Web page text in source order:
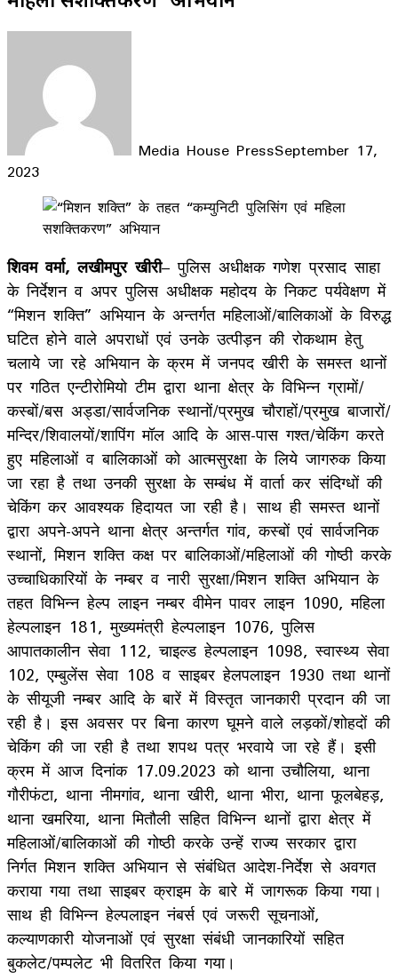
Media House PressSeptember 17,
2023
Facebook
LinkedIn
WhatsApp
Telegram
शिवम वर्मा, लखीमपुर खीरी– पुलिस अधीक्षक गणेश प्रसाद साहा
के निर्देशन व अपर पुलिस अधीक्षक महोदय के निकट पर्यवेक्षण में
“मिशन शक्ति” अभियान के अन्तर्गत महिलाओं/बालिकाओं के विरुद्ध
घटित होने वाले अपराधों एवं उनके उत्पीड़न की रोकथाम हेतु
चलाये जा रहे अभियान के क्रम में जनपद खीरी के समस्त थानों
पर गठित एन्टीरोमियो टीम द्वारा थाना क्षेत्र के विभिन्न ग्रामों/
कस्बों/बस अड्डा/सार्वजनिक स्थानों/प्रमुख चौराहों/प्रमुख बाजारों/
मन्दिर/शिवालयों/शापिंग मॉल आदि के आस-पास गश्त/चेकिंग करते
हुए महिलाओं व बालिकाओं को आत्मसुरक्षा के लिये जागरुक किया
जा रहा है तथा उनकी सुरक्षा के सम्बंध में वार्ता कर संदिग्धों की
चेकिंग कर आवश्यक हिदायत जा रही है। साथ ही समस्त थानों
द्वारा अपने-अपने थाना क्षेत्र अन्तर्गत गांव, कस्बों एवं सार्वजनिक
स्थानों, मिशन शक्ति कक्ष पर बालिकाओं/महिलाओं की गोष्ठी करके
उच्चाधिकारियों के नम्बर व नारी सुरक्षा/मिशन शक्ति अभियान के
तहत विभिन्न हेल्प लाइन नम्बर वीमेन पावर लाइन 1090, महिला
हेल्पलाइन 181, मुख्यमंत्री हेल्पलाइन 1076, पुलिस
आपातकालीन सेवा 112, चाइल्ड हेल्पलाइन 1098, स्वास्थ्य सेवा
102, एम्बुलेंस सेवा 108 व साइबर हेलपलाइन 1930 तथा थानों
के सीयूजी नम्बर आदि के बारें में विस्तृत जानकारी प्रदान की जा
रही है। इस अवसर पर बिना कारण घूमने वाले लड़कों/शोहदों की
चेकिंग की जा रही है तथा शपथ पत्र भरवाये जा रहे हैं। इसी
क्रम में आज दिनांक 17.09.2023 को थाना उचौलिया, थाना
गौरीफंटा, थाना नीमगांव, थाना खीरी, थाना भीरा, थाना फूलबेहड़,
थाना खमरिया, थाना मितौली सहित विभिन्न थानों द्वारा क्षेत्र में
महिलाओं/बालिकाओं की गोष्ठी करके उन्हें राज्य सरकार द्वारा
निर्गत मिशन शक्ति अभियान से संबंधित आदेश-निर्देश से अवगत
कराया गया तथा साइबर क्राइम के बारे में जागरूक किया गया।
साथ ही विभिन्न हेल्पलाइन नंबर्स एवं जरूरी सूचनाओं,
कल्याणकारी योजनाओं एवं सुरक्षा संबंधी जानकारियों सहित
बुकलेट/पम्पलेट भी वितरित किया गया।